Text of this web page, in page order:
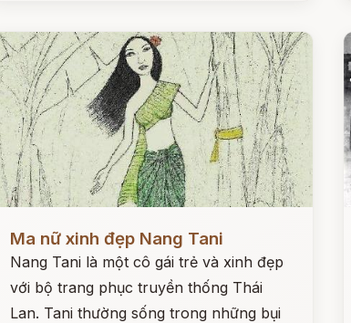
Ma nữ xinh đẹp Nang Tani
Nang Tani là một cô gái trẻ và xinh đẹp
với bộ trang phục truyền thống Thái
Lan. Tani thường sống trong những bụi